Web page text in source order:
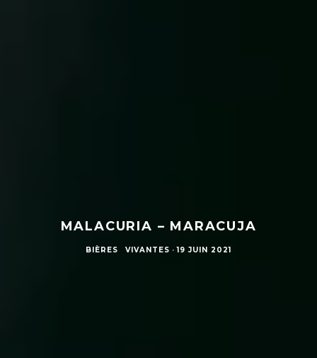
MALACURIA – MARACUJA
BIÈRES VIVANTES · 19 JUIN 2021